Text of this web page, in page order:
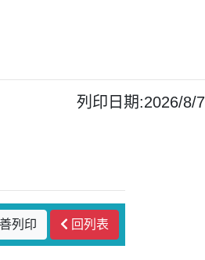
列印日期:2026/8/7
列印 回列表